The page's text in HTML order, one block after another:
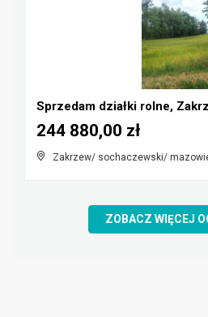
Sprzedam działki rolne,
Zakrzew/ sochaczewski/
244 880,00 zł
ZOBACZ WIĘCEJ